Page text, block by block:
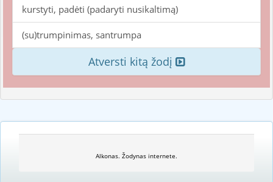
kurstyti, padėti (padaryti nusikaltimą)
(su)trumpinimas, santrumpa
Atversti kitą žodį
Alkonas. Žodynas internete.